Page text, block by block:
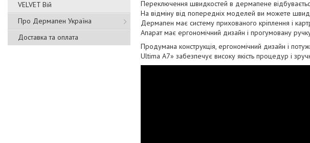
VELVET Вій
Про Дермапен Україна
Доставка та оплата
Переключення швидкостей в дермапене
На відміну від попередніх моделей ви можете
Дермапен має систему прихованого кріплення і
Апарат має ергономічний дизайн і прогумовану
Продумана конструкція, ергономічний дизайн і
Ultima A7» забезпечує високу якість процедур і